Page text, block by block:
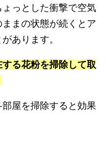
っとした衝撃で空気
まの状態が続くとア
あります。
る花粉を掃除して取
屋を掃除すると効果